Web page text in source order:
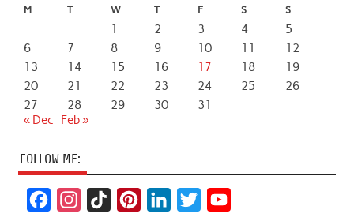
M T W T F S S
1 2 3 4
5
6
7 8 9 10 11
12
13
14 15 16 17 18
19
20
21 22 23 24 25
26
27
28 29 30
31
« Dec
Feb »
FOLLOW ME: